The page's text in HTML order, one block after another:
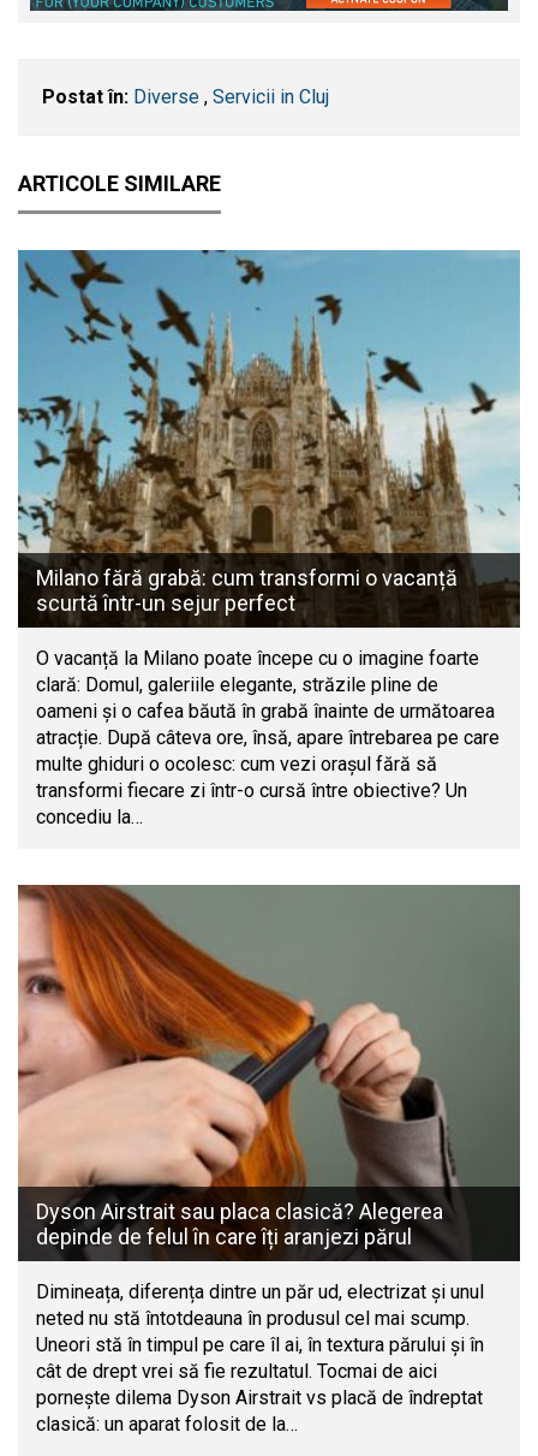
Postat în: Diverse , Servicii in Cluj
ARTICOLE SIMILARE
Milano fără grabă: cum transformi o vacanță
scurtă într-un sejur perfect
O vacanță la Milano poate începe cu o imagine foarte
clară: Domul, galeriile elegante, străzile pline de
oameni și o cafea băută în grabă înainte de următoarea
atracție. După câteva ore, însă, apare întrebarea pe care
multe ghiduri o ocolesc: cum vezi orașul fără să
transformi fiecare zi într-o cursă între obiective? Un
concediu la…
Dyson Airstrait sau placa clasică? Alegerea
depinde de felul în care îți aranjezi părul
Dimineața, diferența dintre un păr ud, electrizat și unul
neted nu stă întotdeauna în produsul cel mai scump.
Uneori stă în timpul pe care îl ai, în textura părului și în
cât de drept vrei să fie rezultatul. Tocmai de aici
pornește dilema Dyson Airstrait vs placă de îndreptat
clasică: un aparat folosit de la…